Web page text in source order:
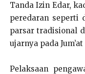
Tanda Izin Edar,
peredaran seperti
parsar tradisional
ujarnya pada
Pelaksaan